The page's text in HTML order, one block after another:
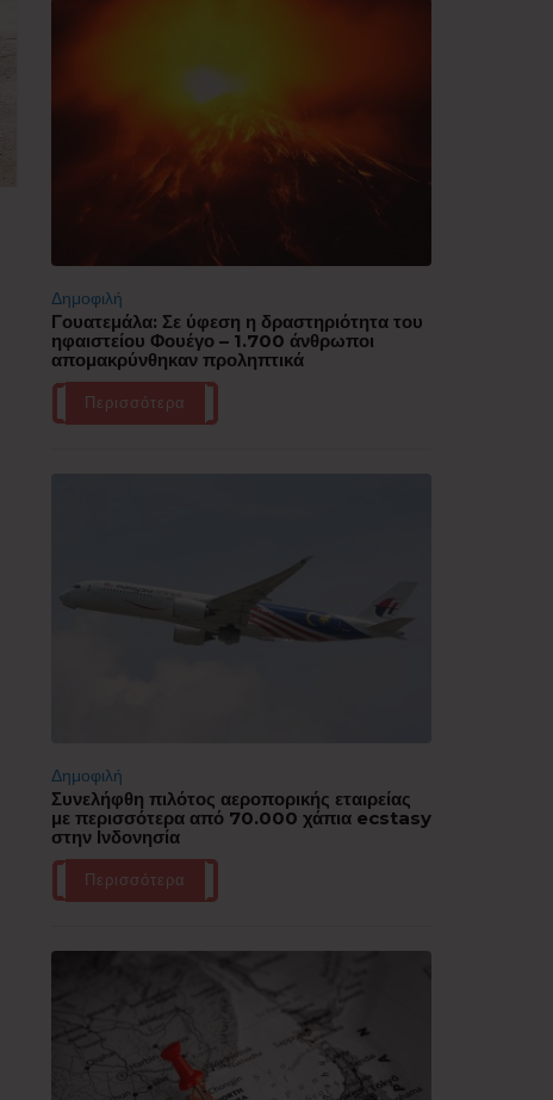
Δημοφιλή
Γουατεμάλα: Σε ύφεση η δραστηριότητα του
ηφαιστείου Φουέγο – 1.700 άνθρωποι
απομακρύνθηκαν προληπτικά
Περισσότερα
Δημοφιλή
Συνελήφθη πιλότος αεροπορικής εταιρείας
με περισσότερα από 70.000 χάπια ecstasy
στην Ινδονησία
Περισσότερα